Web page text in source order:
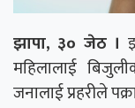
झापा, ३० जेठ ।
महिलालाई
जनालाई प्रहरीले